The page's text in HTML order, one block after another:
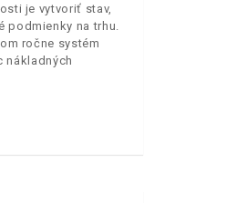
je vytvoriť stav,
na trhu.
ročne systém
nákladných